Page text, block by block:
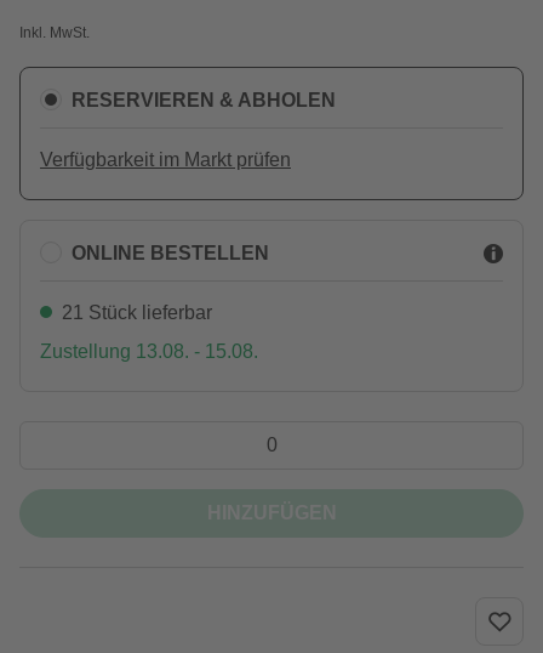
Inkl. MwSt.
RESERVIEREN & ABHOLEN
Verfügbarkeit im Markt prüfen
ONLINE BESTELLEN
21 Stück lieferbar
Zustellung 13.08. - 15.08.